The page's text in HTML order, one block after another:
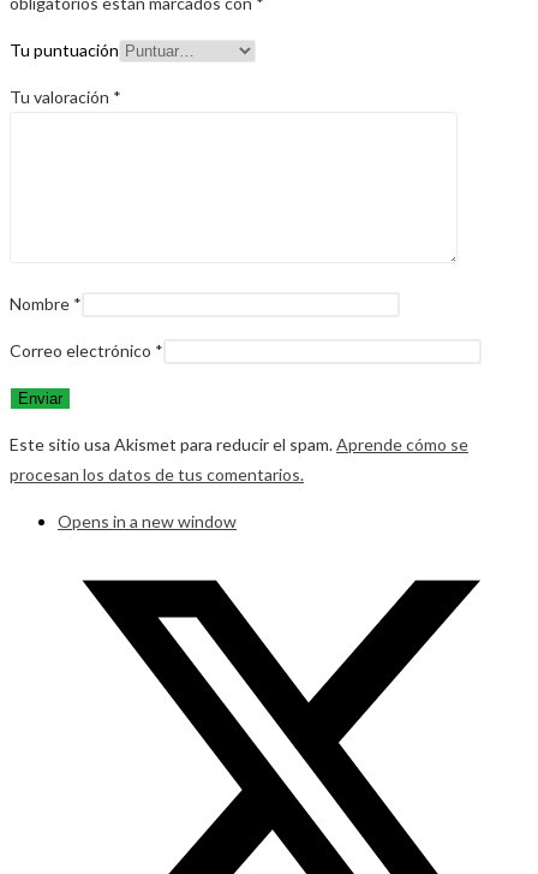
Tu puntuación
Tu valoración *
Nombre *
Correo electrónico *
Este sitio usa Akismet para reducir el spam.Aprende cómo se
procesan los datos de tus comentarios.
Opens in a new window